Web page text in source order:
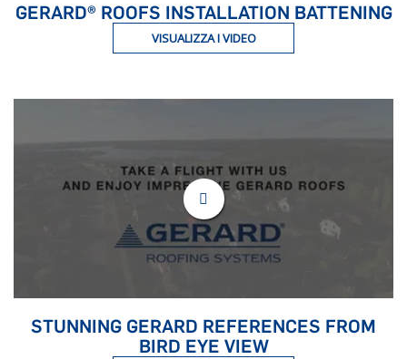
GERARD® ROOFS INSTALLATION BATTENING
VISUALIZZA I VIDEO
STUNNING GERARD REFERENCES FROM
BIRD EYE VIEW